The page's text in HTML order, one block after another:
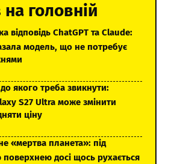
головній
відповідь ChatGPT та Claude:
модель, що не потребує
якого треба звикнути:
S27 Ultra може змінити
ціну
«мертва планета»: під
досі щось рухається